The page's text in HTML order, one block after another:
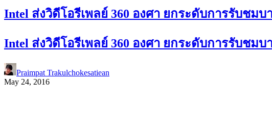
Intel ส่งวิดีโอรีเพลย์ 360 องศา ยกระดับการรับชม
Intel ส่งวิดีโอรีเพลย์ 360 องศา ยกระดับการรับชม
Praimpat Trakulchokesatiean
May 24, 2016